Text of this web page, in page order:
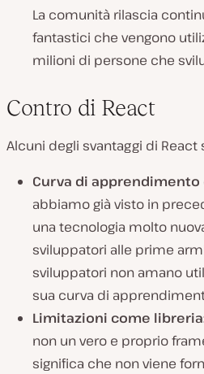
La comunità rilascia
fantastici che vengono
milioni di persone che
Contro di React
Alcuni degli svantaggi di React
Curva di apprendimento
abbiamo già visto in
una tecnologia molto
sviluppatori alle prime
sviluppatori non amano
sua curva di
Limitazioni come
non un vero e proprio
significa che non viene